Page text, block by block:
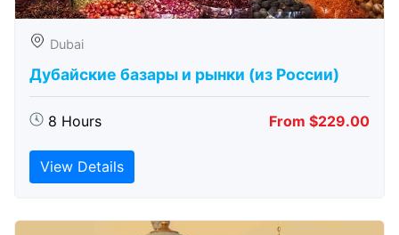
Dubai
Дубайские базары и рынки (из России)
8 Hours From $229.00
View Details